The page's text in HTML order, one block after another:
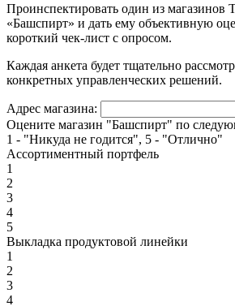
Проинспектировать один из магазинов
«Башспирт» и дать ему объективную
короткий чек-лист с опросом.
Каждая анкета будет тщательно
конкретных управленческих решений.
Адрес магазина:
Оцените магазин "Башспирт" по
1 - "Никуда не годится", 5 - "Отлично"
Ассортиментный портфель
1
2
3
4
5
Выкладка продуктовой линейки
1
2
3
4